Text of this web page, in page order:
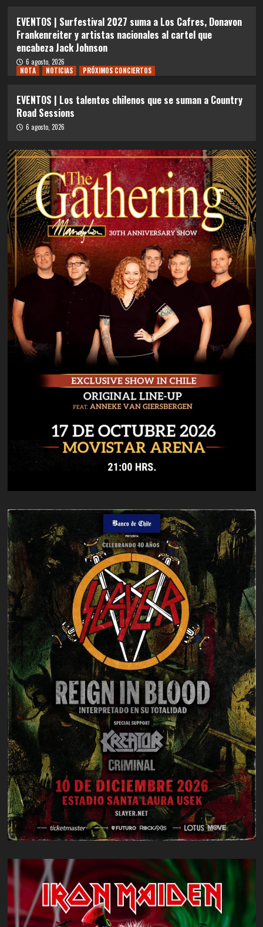
EVENTOS | Surfestival 2027 suma a Los Cafres, Donavon
Frankenreiter y artistas nacionales al cartel que
encabeza Jack Johnson
6 agosto, 2026
NOTA
NOTICIAS PRÓXIMOS CONCIERTOS
EVENTOS | Los talentos chilenos que se suman a Country
Road Sessions
6 agosto, 2026